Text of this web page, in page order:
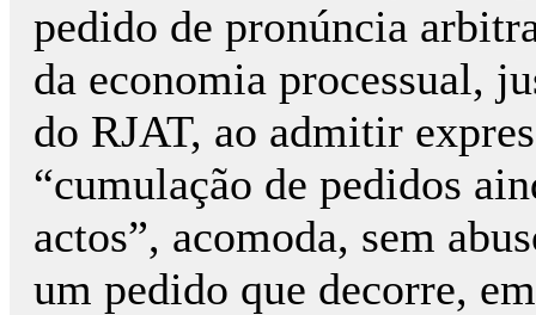
pedido de pronúncia
da economia processual,
do RJAT, ao admitir
“cumulação de pedidos
actos”, acomoda, sem
um pedido que decorre,